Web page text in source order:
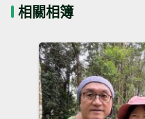
相關相簿